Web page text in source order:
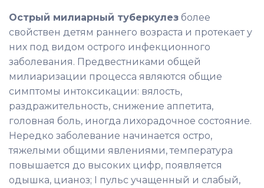
Острый милиарный туберкулез более
свойствен детям раннего возраста и протекает у
них под видом острого инфекционного
заболевания. Предвестниками общей
милиаризации процесса являются общие
симптомы интоксикации: вялость,
раздражительность, снижение аппетита,
головная боль, иногда лихорадочное состояние.
Нередко заболевание начинается остро,
тяжелыми общими явлениями, температура
повышается до высоких цифр, появляется
одышка, цианоз; I пульс учащенный и слабый,